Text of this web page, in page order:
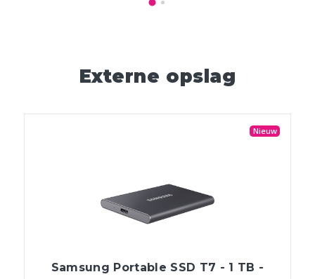
Externe opslag
Nieuw
Samsung Portable SSD T7 - 1 TB -